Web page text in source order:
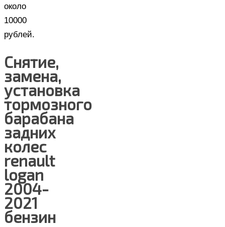
около
10000
рублей.
Снятие,
замена,
установка
тормозного
барабана
задних
колес
renault
logan
2004-
2021
бензин